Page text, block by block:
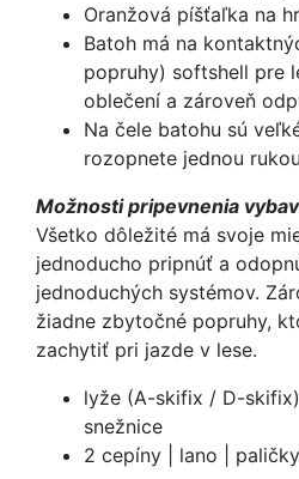
Oranžová píšťaľka na
Batoh má na
popruhy) softshell pre
oblečení a zároveň
Na čele batohu sú
rozopnete jednou rukou
Možnosti pripevnenia
Všetko dôležité má svoje
jednoducho pripnúť a
jednoduchých systémov.
žiadne zbytočné popruhy,
zachytiť pri jazde v lese.
lyže (A-skifix / D-skifix)
snežnice
2 cepíny | lano |